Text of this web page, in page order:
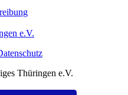
e.V.
Thüringen e.V.